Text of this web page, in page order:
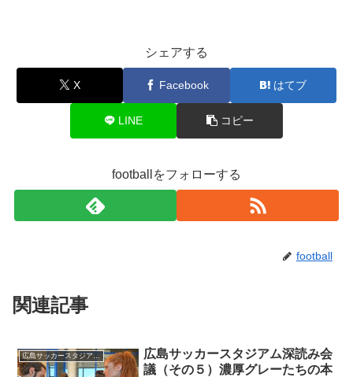
シェアする
X Facebook はてブ
LINE コピー
footballをフォローする
football
関連記事
広島サッカースタジアム深読み会議
広島サッカースタジアム深読み会
議（その５）濃厚グレーたちの本